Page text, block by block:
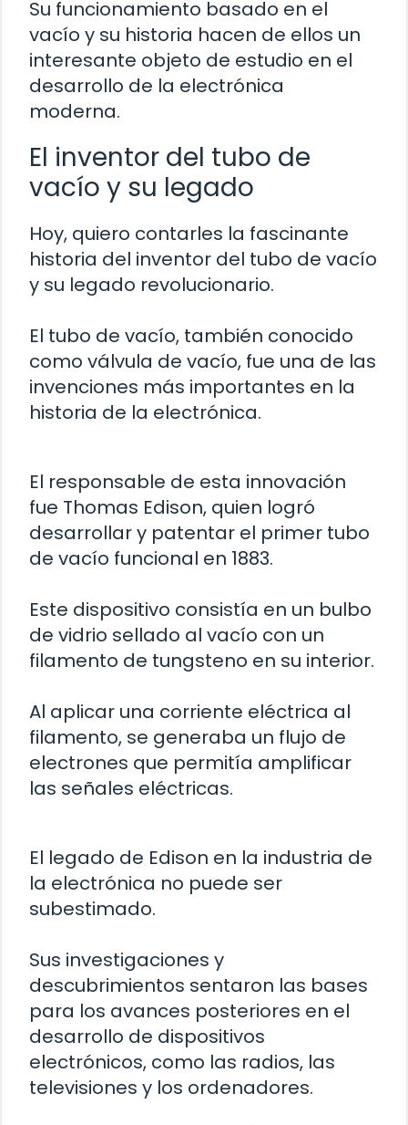
Su funcionamiento basado en el
vacío y su historia hacen de ellos un
interesante objeto de estudio en el
desarrollo de la electrónica
moderna.
El inventor del tubo de
vacío y su legado
Hoy, quiero contarles la fascinante
historia del inventor del tubo de vacío
y su legado revolucionario.
El tubo de vacío, también conocido
como válvula de vacío, fue una de las
invenciones más importantes en la
historia de la electrónica.
El responsable de esta innovación
fue Thomas Edison, quien logró
desarrollar y patentar el primer tubo
de vacío funcional en 1883.
Este dispositivo consistía en un bulbo
de vidrio sellado al vacío con un
filamento de tungsteno en su interior.
Al aplicar una corriente eléctrica al
filamento, se generaba un flujo de
electrones que permitía amplificar
las señales eléctricas.
El legado de Edison en la industria de
la electrónica no puede ser
subestimado.
Sus investigaciones y
descubrimientos sentaron las bases
para los avances posteriores en el
desarrollo de dispositivos
electrónicos, como las radios, las
televisiones y los ordenadores.